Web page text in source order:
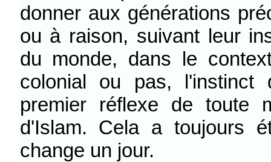
donner aux générations
ou à raison, suivant leur
du monde, dans le
colonial ou pas,
premier réflexe de toute
d'Islam. Cela a toujours
change un jour.